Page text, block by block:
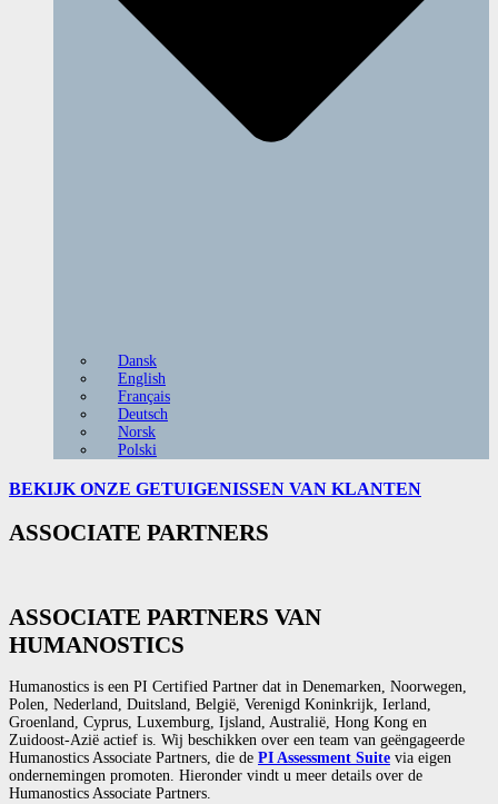
Dansk
English
Français
Deutsch
Norsk
Polski
BEKIJK ONZE GETUIGENISSEN VAN KLANTEN
ASSOCIATE PARTNERS
ASSOCIATE PARTNERS VAN
HUMANOSTICS
Humanostics is een PI Certified Partner dat in Denemarken, Noorwegen,
Polen, Nederland, Duitsland, België, Verenigd Koninkrijk, Ierland,
Groenland, Cyprus, Luxemburg, Ijsland, Australië, Hong Kong en
Zuidoost-Azië actief is. Wij beschikken over een team van geëngageerde
Humanostics Associate Partners, die de PI Assessment Suite via eigen
ondernemingen promoten. Hieronder vindt u meer details over de
Humanostics Associate Partners.